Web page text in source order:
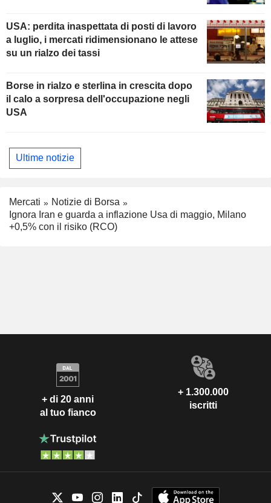
USA: perdita inaspettata di posti di lavoro
a luglio, i mercati ridimensionano le attese
su un rialzo dei tassi
Borse in rialzo e sterlina in crescita dopo
il calo a sorpresa dell'occupazione negli
USA
Ultime notizie
Mercati
Notizie di Borsa
Ignora Iran e guarda a inflazione Usa di maggio, Milano
+0,5% con il risiko (RCO)
+ di 20 anni
al tuo fianco
+ 1.300.000
iscritti